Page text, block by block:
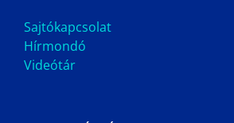
Sajtókapcsolat
Hírmondó
Videótár